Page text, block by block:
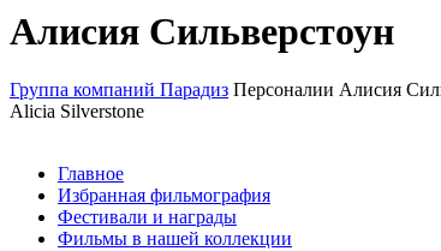
Алисия Сильверстоун
Группа компаний Парадиз Персоналии Алисия
Alicia Silverstone
Главное
Избранная фильмография
Фестивали и награды
Фильмы в нашей коллекции